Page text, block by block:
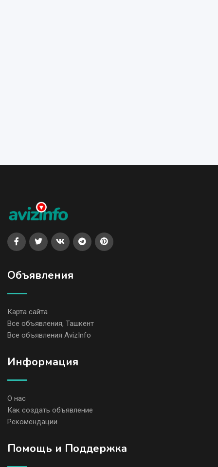
Объявления
Карта сайта
Все объявления, Ташкент
Все объявления AvizInfo
Информация
О нас
Как создать объявление
Рекомендации
Помощь и Поддержка